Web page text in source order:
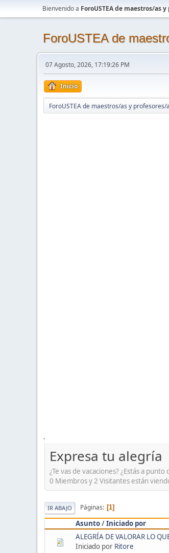
Bienvenido a ForoUSTEA de maestros/as
ForoUSTEA de
07 Agosto, 2026, 17:19:26 PM
Inicio
ForoUSTEA de maestros/as y
'
Expresa tu alegría
¿Te vas de vacaciones? ¿Estás a
0 Miembros y 2 Visitantes están
IR ABAJO Páginas 1
Asunto/Iniciado por
ALEGRÍA DE VALORAR LO
Iniciado por Ritore